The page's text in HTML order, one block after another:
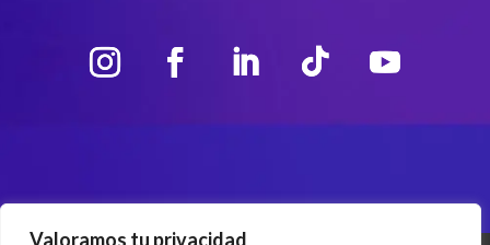
Valoramos tu privacidad